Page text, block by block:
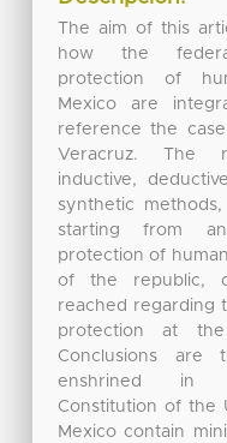
The aim of this
how the
protection of
Mexico are
reference the
Veracruz. The
inductive,
synthetic
starting from
protection of
of the republic,
reached regarding
protection at
Conclusions are
enshrined in
Constitution of the
Mexico contain